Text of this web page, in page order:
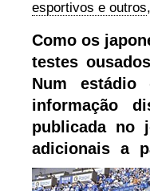
esportivos e outros,
Como os
testes
Num estádio
informação
publicada no
adicionais a